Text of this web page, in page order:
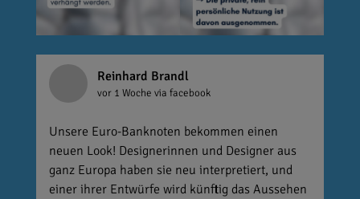
Reinhard Brandl
vor 1 Woche via facebook
Unsere Euro-Banknoten bekommen einen
neuen Look! Designerinnen und Designer aus
ganz Europa haben sie neu interpretiert, und
einer ihrer Entwürfe wird künftig das Aussehen